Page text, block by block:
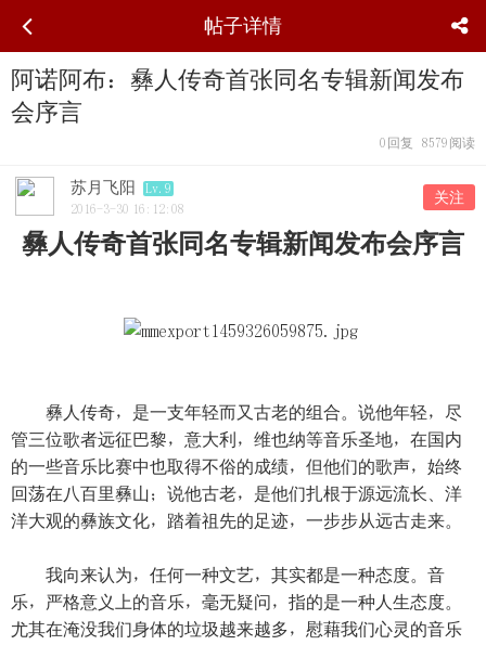
帖子详情
阿诺阿布：彝人传奇首张同名专辑新闻发布
会序言
0 回复 8579 阅读
苏月飞阳
Lv.9
2016-3-30 16:12:08
关注
彝人传奇首张同名专辑新闻发布会序言
彝人传奇，是一支年轻而又古老的组合。说他年轻，尽
管三位歌者远征巴黎，意大利，维也纳等音乐圣地，在国内
的一些音乐比赛中也取得不俗的成绩，但他们的歌声，始终
回荡在八百里彝山；说他古老，是他们扎根于源远流长、洋
洋大观的彝族文化，踏着祖先的足迹，一步步从远古走来。
我向来认为，任何一种文艺，其实都是一种态度。音
乐，严格意义上的音乐，毫无疑问，指的是一种人生态度。
尤其在淹没我们身体的垃圾越来越多，慰藉我们心灵的音乐